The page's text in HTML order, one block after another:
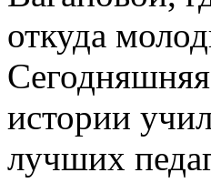
откуда
истории
лучших